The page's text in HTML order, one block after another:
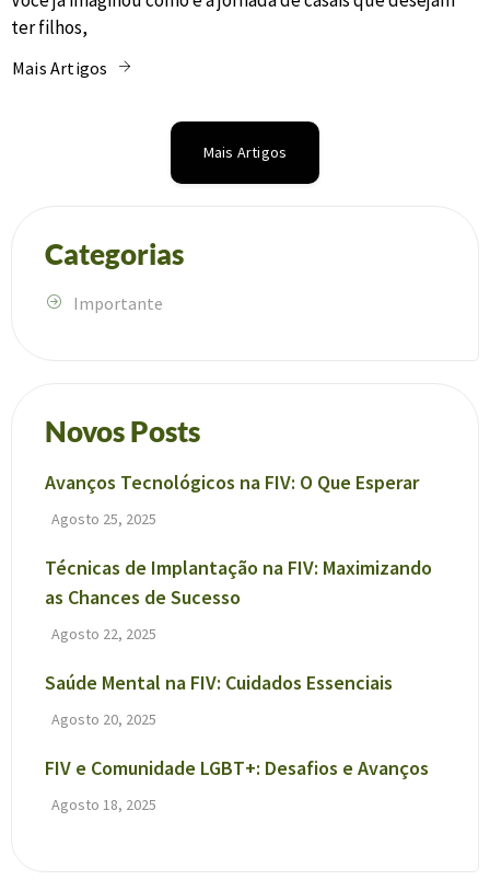
Categorias
Importante
Novos Posts
Avanços Tecnológicos na FIV: O Que Esperar
Agosto 25, 2025
Técnicas de Implantação na FIV: Maximizando
as Chances de Sucesso
Agosto 22, 2025
Saúde Mental na FIV: Cuidados Essenciais
Agosto 20, 2025
FIV e Comunidade LGBT+: Desafios e Avanços
Agosto 18, 2025
ter filhos,
Mais Artigos
Mais Artigos